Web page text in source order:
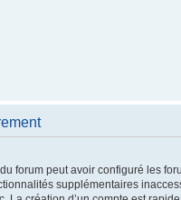
forum peut avoir configuré les
supplémentaires